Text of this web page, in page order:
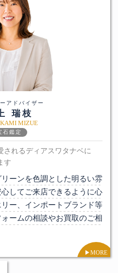
アドバイザー
瑞枝
MIZUE
石鑑定
されるディアスワタナベに
す
ーンを色調とした明るい雰
してご来店できるように心
ー、インポートブランド等
ームの相談やお買取のご相
▶︎MORE